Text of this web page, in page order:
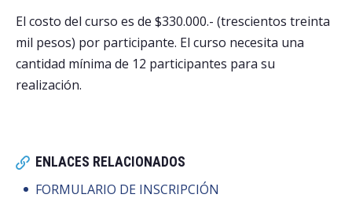
ENLACES RELACIONADOS
FORMULARIO DE INSCRIPCIÓN
El costo del curso es de $330.000.- (trescientos treinta
mil pesos) por participante. El curso necesita una
cantidad mínima de 12 participantes para su
realización.